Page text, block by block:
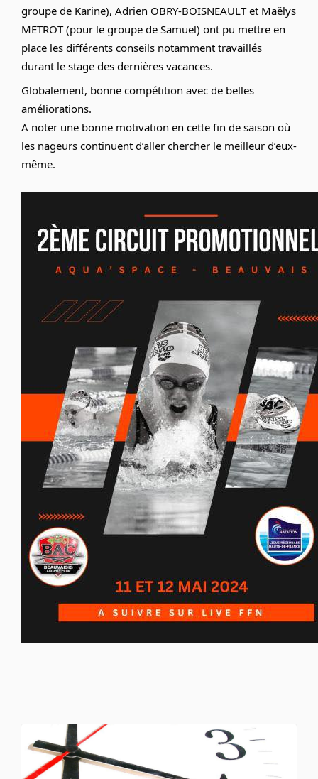
groupe de Karine), Adrien OBRY-BOISNEAULT et Maëlys
METROT (pour le groupe de Samuel) ont pu mettre en
place les différents conseils notamment travaillés
durant le stage des dernières vacances.
Globalement, bonne compétition avec de belles
améliorations.
A noter une bonne motivation en cette fin de saison où
les nageurs continuent d’aller chercher le meilleur d’eux-
même.